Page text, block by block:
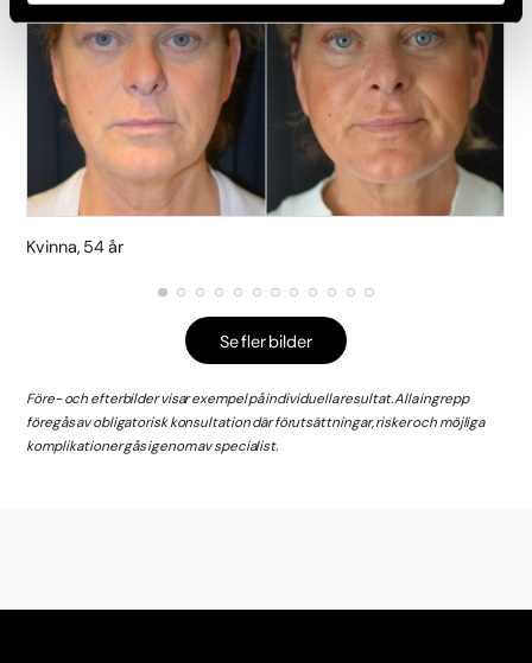
Kvinna, 54 år
Se fler bilder
Före- och efterbilder visar exempel på individuella resultat. Alla ingrepp
föregås av obligatorisk konsultation där förutsättningar, risker och möjliga
komplikationer gås igenom av specialist.